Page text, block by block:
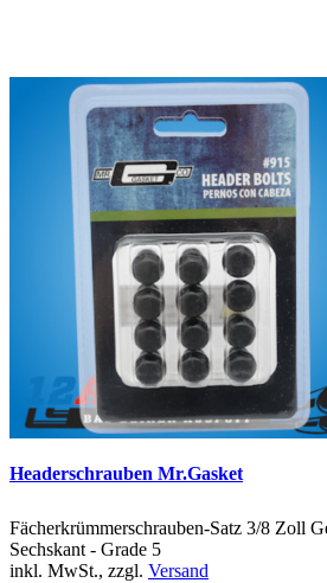
Headerschrauben Mr.Gasket
Fächerkrümmerschrauben-Satz 3/8 Zoll
Sechskant - Grade 5
inkl. MwSt., zzgl. Versand